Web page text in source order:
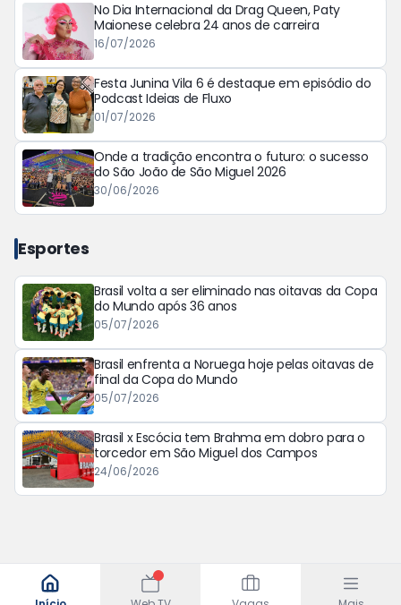
No Dia Internacional da Drag Queen, Paty
Maionese celebra 24 anos de carreira
16/07/2026
Festa Junina Vila 6 é destaque em episódio do
Podcast Ideias de Fluxo
01/07/2026
Onde a tradição encontra o futuro: o sucesso
do São João de São Miguel 2026
30/06/2026
Esportes
Brasil volta a ser eliminado nas oitavas da Copa
do Mundo após 36 anos
05/07/2026
Brasil enfrenta a Noruega hoje pelas oitavas de
final da Copa do Mundo
05/07/2026
Brasil x Escócia tem Brahma em dobro para o
torcedor em São Miguel dos Campos
24/06/2026